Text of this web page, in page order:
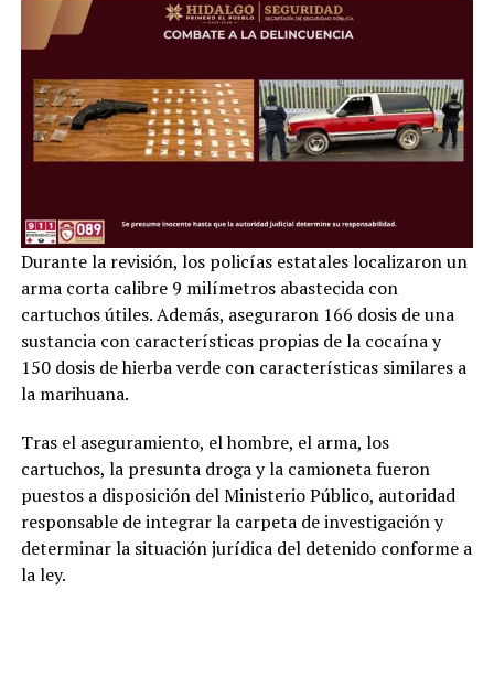
Durante la revisión, los policías estatales localizaron un
arma corta calibre 9 milímetros abastecida con
cartuchos útiles. Además, aseguraron 166 dosis de una
sustancia con características propias de la cocaína y
150 dosis de hierba verde con características similares a
la marihuana.
Tras el aseguramiento, el hombre, el arma, los
cartuchos, la presunta droga y la camioneta fueron
puestos a disposición del Ministerio Público, autoridad
responsable de integrar la carpeta de investigación y
determinar la situación jurídica del detenido conforme a
la ley.